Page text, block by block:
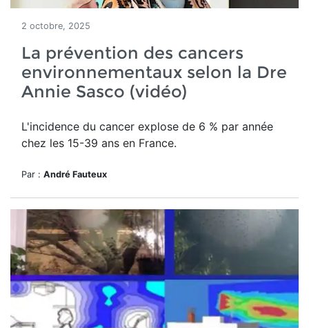
2 octobre, 2025
La prévention des cancers
environnementaux selon la Dre
Annie Sasco (vidéo)
L'incidence du cancer explose de 6 % par année
chez les 15-39 ans en France.
Par : André Fauteux